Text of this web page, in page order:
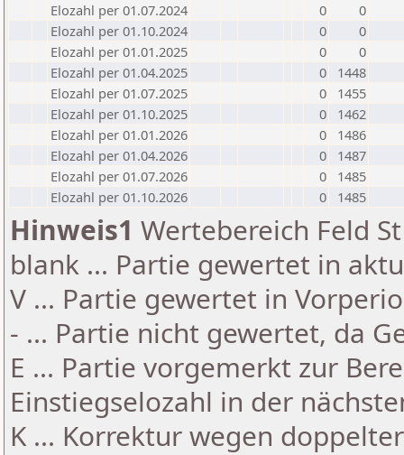
Elozahl per 01.07.2024
0
0
Elozahl per 01.10.2024
0
0
Elozahl per 01.01.2025
0
0
Elozahl per 01.04.2025
0
1448
Elozahl per 01.07.2025
0
1455
Elozahl per 01.10.2025
0
1462
Elozahl per 01.01.2026
0
1486
Elozahl per 01.04.2026
0
1487
Elozahl per 01.07.2026
0
1485
Elozahl per 01.10.2026
0 1485
Hinweis1 Wertebereich Feld
blank ... Partie gewertet in
V ... Partie gewertet in
- ... Partie nicht gewertet, da
E ... Partie vorgemerkt zur
Einstiegselozahl in der
K ... Korrektur wegen